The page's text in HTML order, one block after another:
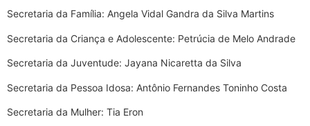
Secretaria da Família: Angela Vidal Gandra da Silva Martins
Secretaria da Criança e Adolescente: Petrúcia de Melo Andrade
Secretaria da Juventude: Jayana Nicaretta da Silva
Secretaria da Pessoa Idosa: Antônio Fernandes Toninho Costa
Secretaria da Mulher: Tia Eron